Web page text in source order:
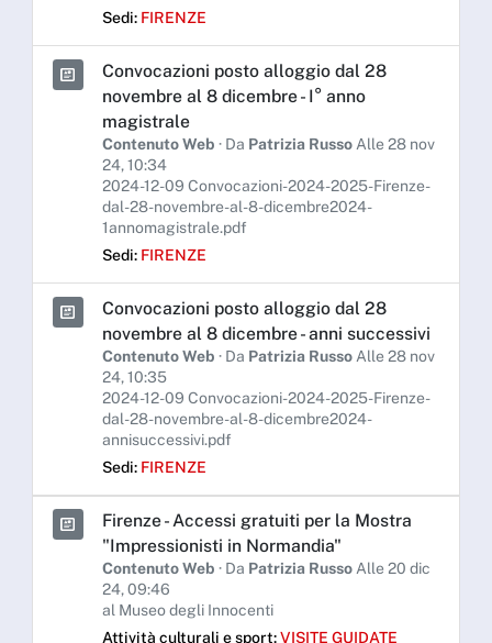
Sedi: FIRENZE
Convocazioni posto alloggio dal 28
novembre al 8 dicembre - I° anno
magistrale
Contenuto Web · Da Patrizia Russo Alle 28 nov
24, 10:34
2024-12-09 Convocazioni-2024-2025-Firenze-
dal-28-novembre-al-8-dicembre2024-
1annomagistrale.pdf
Sedi: FIRENZE
Convocazioni posto alloggio dal 28
novembre al 8 dicembre - anni successivi
Contenuto Web · Da Patrizia Russo Alle 28 nov
24, 10:35
2024-12-09 Convocazioni-2024-2025-Firenze-
dal-28-novembre-al-8-dicembre2024-
annisuccessivi.pdf
Sedi: FIRENZE
Firenze - Accessi gratuiti per la Mostra
"Impressionisti in Normandia"
Contenuto Web · Da Patrizia Russo Alle 20 dic
24, 09:46
al Museo degli Innocenti
Attività culturali e sport:VISITE GUIDATE